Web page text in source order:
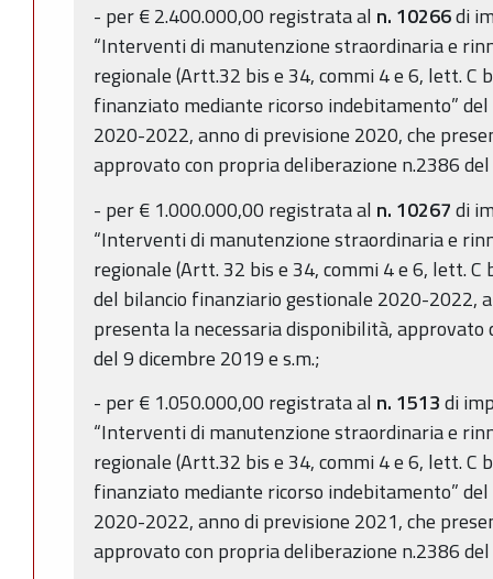
- per € 2.400.000,00 registrata al n. 10266di
“Interventi di manutenzione straordinaria e
regionale (Artt.32 bis e 34, commi 4 e 6, lett. C
finanziato mediante ricorso indebitamento”
2020-2022, anno di previsione 2020, che
approvato con propria deliberazione n.2386
- per € 1.000.000,00 registrata al n. 10267di
“Interventi di manutenzione straordinaria e
regionale (Artt. 32 bis e 34, commi 4 e 6, lett. C
del bilancio finanziario gestionale 2020-2022,
presenta la necessaria disponibilità,
del 9 dicembre 2019 e s.m.;
- per € 1.050.000,00 registrata al n. 1513di
“Interventi di manutenzione straordinaria e
regionale (Artt.32 bis e 34, commi 4 e 6, lett. C
finanziato mediante ricorso indebitamento”
2020-2022, anno di previsione 2021, che
approvato con propria deliberazione n.2386